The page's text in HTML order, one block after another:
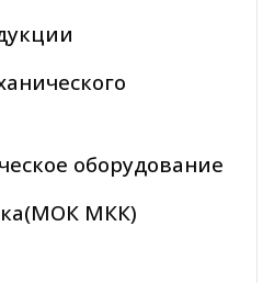
оборудование
МКК)